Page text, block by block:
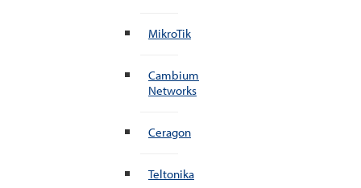
MikroTik
Cambium
Networks
Ceragon
Teltonika